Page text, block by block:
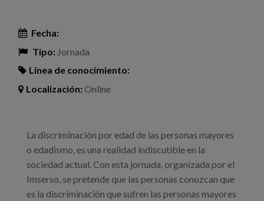
Fecha:
Tipo: Jornada
Línea de conocimiento:
Localización:Online
La discriminación por edad de las personas mayores
o edadismo, es una realidad indiscutible en la
sociedad actual. Con esta jornada, organizada por el
Imserso, se pretende que las personas conozcan que
es la discriminación que sufren las personas mayores